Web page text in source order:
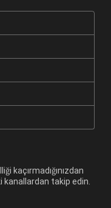
kaçırmadığınızdan
kanallardan takip edin.